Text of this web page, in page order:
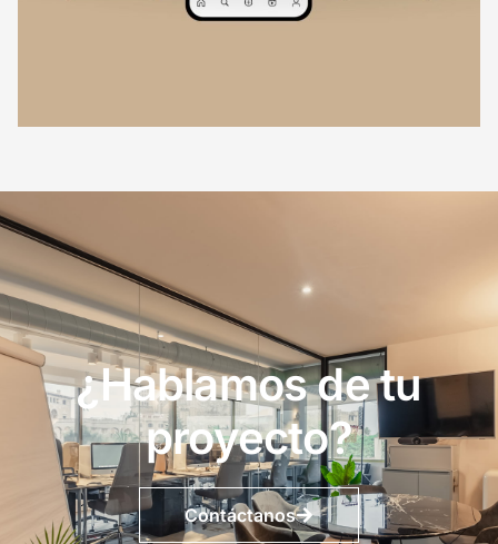
¿Hablamos de tu
proyecto?
Contáctanos